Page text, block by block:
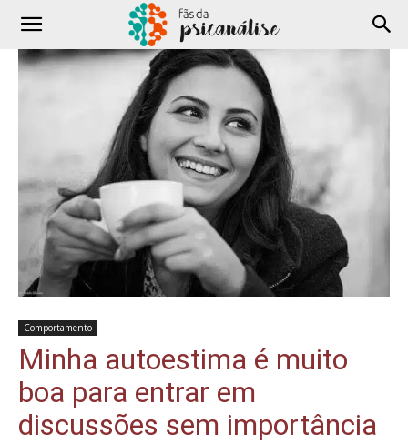
Comportamento
Minha autoestima é muito
boa para entrar em
discussões sem importância